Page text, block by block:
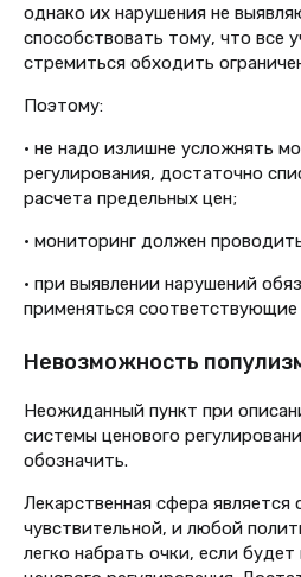
однако их нарушения не
способствовать тому, что все
стремиться обходить
Поэтому:
• не надо излишне усложнять
регулирования, достаточно
расчета предельных цен;
• мониторинг должен
• при выявлении нарушений
применяться
Невозможность
Неожиданный пункт при
системы ценового
обозначить.
Лекарственная сфера является
чувствительной, и любой
легко набрать очки, если